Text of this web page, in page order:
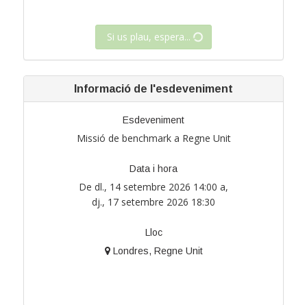
Si us plau, espera...
Informació de l'esdeveniment
Esdeveniment
Missió de benchmark a Regne Unit
Data i hora
De dl., 14 setembre 2026 14:00 a,
dj., 17 setembre 2026 18:30
Lloc
Londres, Regne Unit